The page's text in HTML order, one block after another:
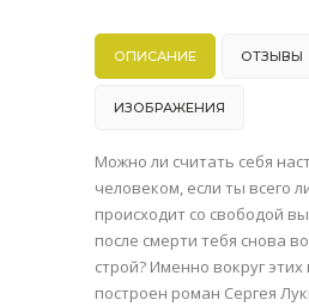
ОПИСАНИЕ ОТЗЫВЫ
ИЗОБРАЖЕНИЯ
Можно ли считать себя
человеком, если ты всего
происходит со свободой
после смерти тебя снова
строй? Именно вокруг
построен роман Сергея